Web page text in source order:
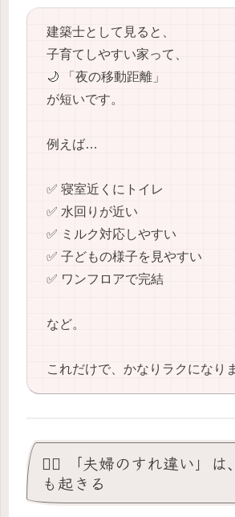
建築士として見ると、
子育てしやすい家って、
🌙 「夜の移動距離」
が短いです。
例えば…
✅ 寝室近くにトイレ
✅ 水回りが近い
✅ ミルク対応しやすい
✅ 子どもの様子を見やすい
✅ ワンフロアで完結
など。
これだけで、かなりラクになり
😵‍💫 「夫婦のすれ違い」
も起きる